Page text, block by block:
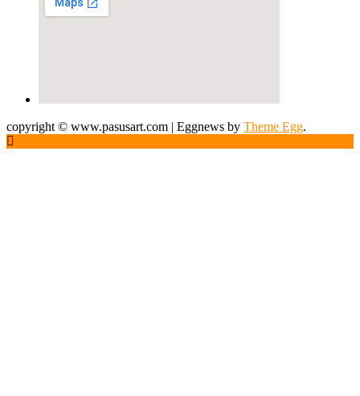
copyright © www.pasusart.com | Eggnews by Theme Egg.